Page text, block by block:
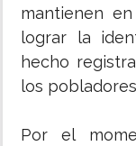
mantienen
lograr la
hecho
los
Por el